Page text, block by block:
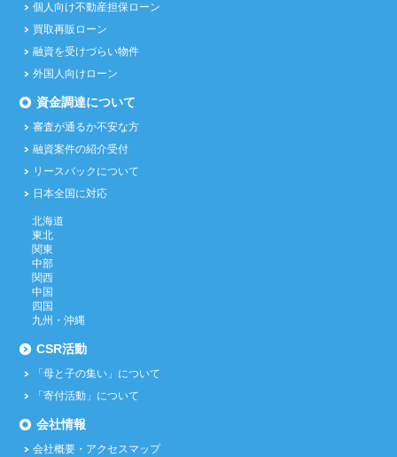
個人向け不動産担保ローン
買取再販ローン
融資を受けづらい物件
外国人向けローン
資金調達について
審査が通るか不安な方
融資案件の紹介受付
リースバックについて
日本全国に対応
北海道
東北
関東
中部
関西
中国
四国
九州・沖縄
CSR活動
「母と子の集い」について
「寄付活動」について
会社情報
会社概要・アクセスマップ